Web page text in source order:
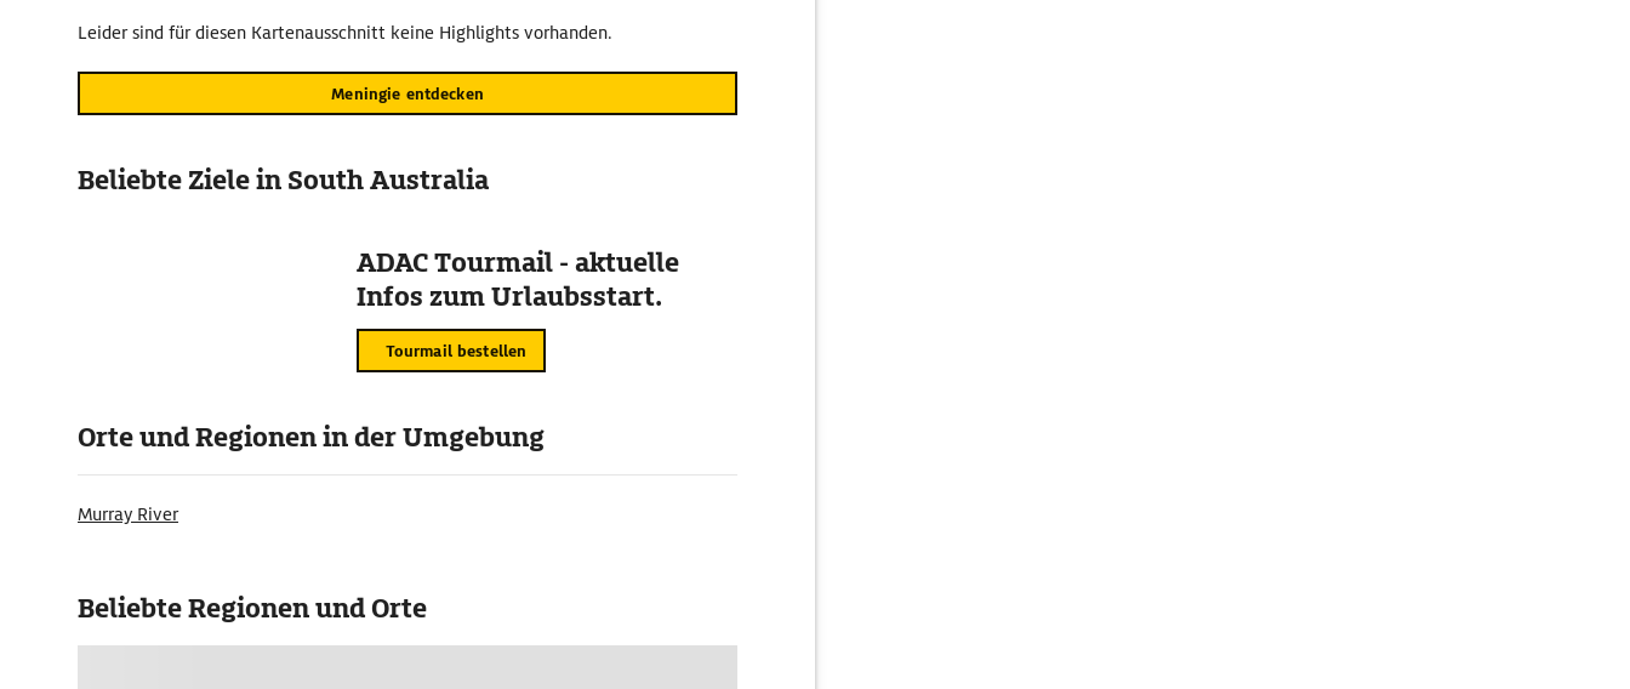
Leider sind für diesen Kartenausschnitt keine Highlights vorhanden.
Meningie entdecken
Beliebte Ziele in South Australia
ADAC Tourmail - aktuelle
Infos zum Urlaubsstart.
Tourmail bestellen
Orte und Regionen in der Umgebung
Murray River
Beliebte Regionen und Orte